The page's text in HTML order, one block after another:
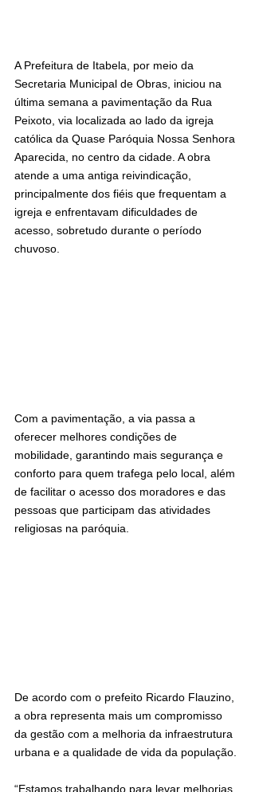
A Prefeitura de Itabela, por meio da
Secretaria Municipal de Obras, iniciou na
última semana a pavimentação da Rua
Peixoto, via localizada ao lado da igreja
católica da Quase Paróquia Nossa Senhora
Aparecida, no centro da cidade. A obra
atende a uma antiga reivindicação,
principalmente dos fiéis que frequentam a
igreja e enfrentavam dificuldades de
acesso, sobretudo durante o período
chuvoso.
Com a pavimentação, a via passa a
oferecer melhores condições de
mobilidade, garantindo mais segurança e
conforto para quem trafega pelo local, além
de facilitar o acesso dos moradores e das
pessoas que participam das atividades
religiosas na paróquia.
De acordo com o prefeito Ricardo Flauzino,
a obra representa mais um compromisso
da gestão com a melhoria da infraestrutura
urbana e a qualidade de vida da população.
“Estamos trabalhando para levar melhorias